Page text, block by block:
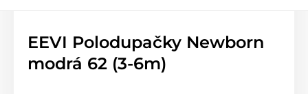
EEVI Polodupačky Newborn
modrá 62 (3-6m)